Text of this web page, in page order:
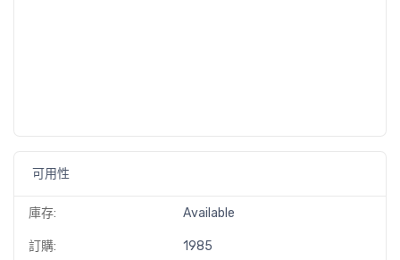
可用性
庫存: Available
訂購: 1985